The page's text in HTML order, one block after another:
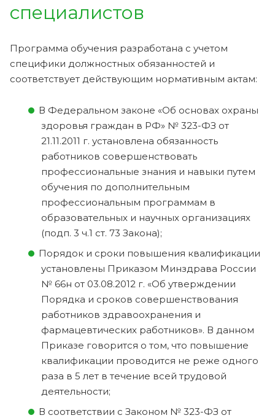
специалистов
Программа обучения разработана с учетом
специфики должностных обязанностей и
соответствует действующим нормативным актам:
В Федеральном законе «Об основах охраны
здоровья граждан в РФ» № 323-ФЗ от
21.11.2011 г. установлена обязанность
работников совершенствовать
профессиональные знания и навыки путем
обучения по дополнительным
профессиональным программам в
образовательных и научных организациях
(подп. 3 ч.1 ст. 73 Закона);
Порядок и сроки повышения квалификации
установлены Приказом Минздрава России
№ 66н от 03.08.2012 г. «Об утверждении
Порядка и сроков совершенствования
работников здравоохранения и
фармацевтических работников». В данном
Приказе говорится о том, что повышение
квалификации проводится не реже одного
раза в 5 лет в течение всей трудовой
деятельности;
В соответствии с Законом № 323-ФЗ от